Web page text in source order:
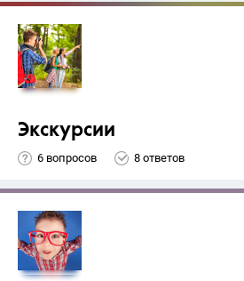
Экскурсии
6 вопросов 8 ответов